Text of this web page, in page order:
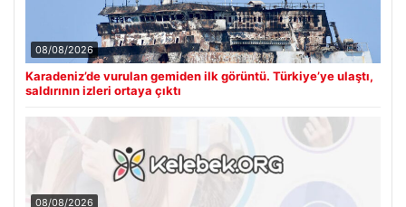
08/08/2026
Karadeniz’de vurulan gemiden ilk görüntü. Türkiye’ye ulaştı,
saldırının izleri ortaya çıktı
08/08/2026